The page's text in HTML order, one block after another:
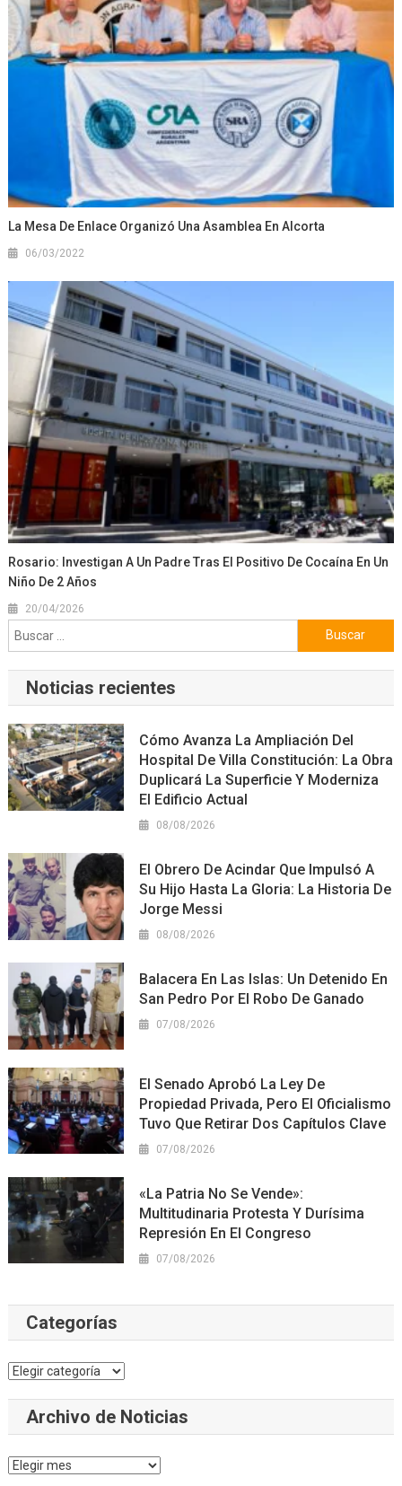
La Mesa De Enlace Organizó Una Asamblea En Alcorta
06/03/2022
Rosario: Investigan A Un Padre Tras El Positivo De Cocaína En Un
Niño De 2 Años
20/04/2026
Buscar:
Noticias recientes
Cómo Avanza La Ampliación Del
Hospital De Villa Constitución: La Obra
Duplicará La Superficie Y Moderniza
El Edificio Actual
08/08/2026
El Obrero De Acindar Que Impulsó A
Su Hijo Hasta La Gloria: La Historia De
Jorge Messi
08/08/2026
Balacera En Las Islas: Un Detenido En
San Pedro Por El Robo De Ganado
07/08/2026
El Senado Aprobó La Ley De
Propiedad Privada, Pero El Oficialismo
Tuvo Que Retirar Dos Capítulos Clave
07/08/2026
«La Patria No Se Vende»:
Multitudinaria Protesta Y Durísima
Represión En El Congreso
07/08/2026
Categorías
Categorías
Archivo de Noticias
Archivo